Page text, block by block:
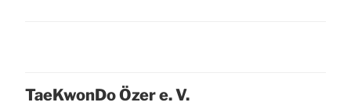
Tae­Kwon­Do Özer e. V.